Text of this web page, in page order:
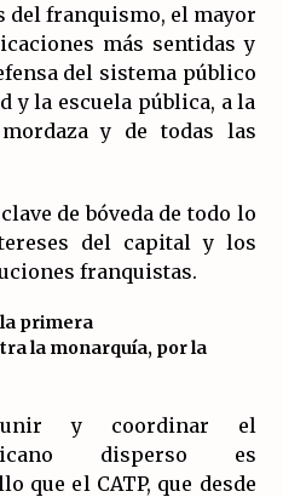
del franquismo, el mayor
más sentidas y
del sistema público
y la escuela pública, a la
y de todas las
de bóveda de todo lo
del capital y los
franquistas.
la primera
la monarquía, por la
y coordinar el
disperso es
que el CATP, que desde